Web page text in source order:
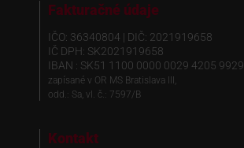
Fakturačné údaje
IČO: 36340804 | DIČ: 2021919658
IČ DPH: SK2021919658
IBAN : SK51 1100 0000 0029 4205 9929
zapísané v OR MS Bratislava III,
odd.: Sa, vl. č.: 7597/B
Kontakt